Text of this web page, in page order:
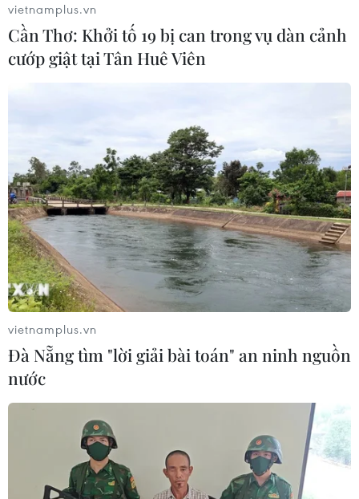
vietnamplus.vn
Cần Thơ: Khởi tố 19 bị can trong vụ dàn cảnh
cướp giật tại Tân Huê Viên
vietnamplus.vn
Đà Nẵng tìm "lời giải bài toán" an ninh nguồn
nước